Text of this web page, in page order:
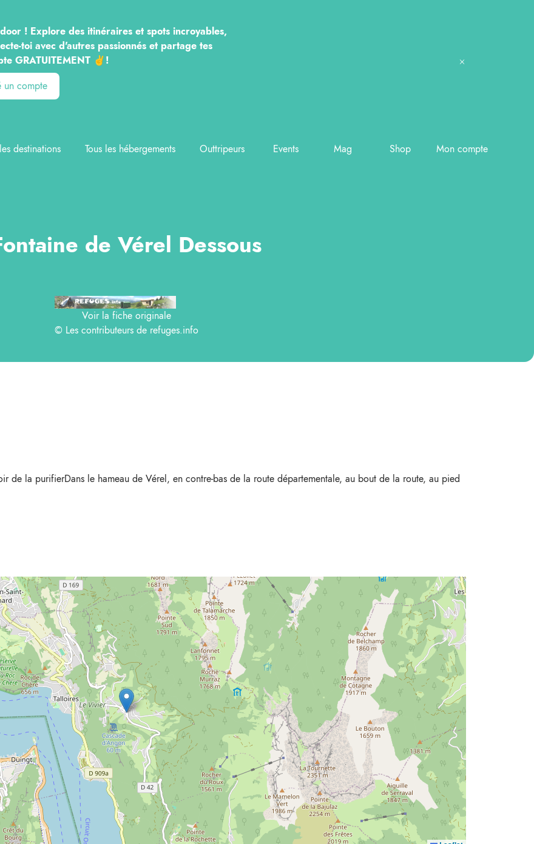
! Explore des itinéraires et spots incroyables,
toi avec d'autres passionnés et partage tes
GRATUITEMENT ✌️!
un compte
destinations Tous les hébergements Outtripeurs Events Mag Shop Mon compte
de Vérel Dessous
Voir la fiche originale
© Les contributeurs de refuges.info
de la purifierDans le hameau de Vérel, en contre-bas de la route départementale, au bout de la route, au pied